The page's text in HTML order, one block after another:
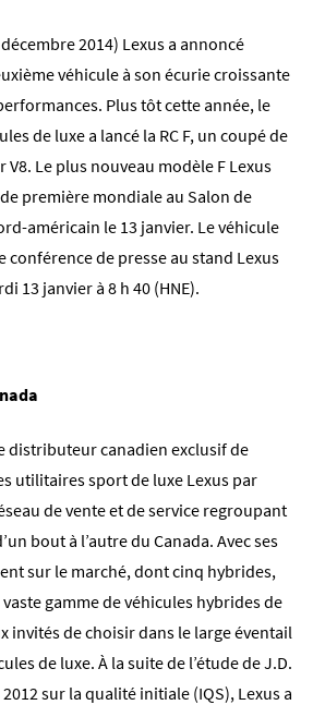
décembre 2014) Lexus a annoncé
véhicule à son écurie croissante
Plus tôt cette année, le
de luxe a lancé la RC F, un coupé de
Le plus nouveau modèle F Lexus
première mondiale au Salon de
américain le 13 janvier. Le véhicule
conférence de presse au stand Lexus
13 janvier à 8 h 40 (HNE).
distributeur canadien exclusif de
utilitaires sport de luxe Lexus par
de vente et de service regroupant
bout à l’autre du Canada. Avec ses
sur le marché, dont cinq hybrides,
gamme de véhicules hybrides de
invités de choisir dans le large éventail
de luxe. À la suite de l’étude de J.D.
sur la qualité initiale (IQS), Lexus a